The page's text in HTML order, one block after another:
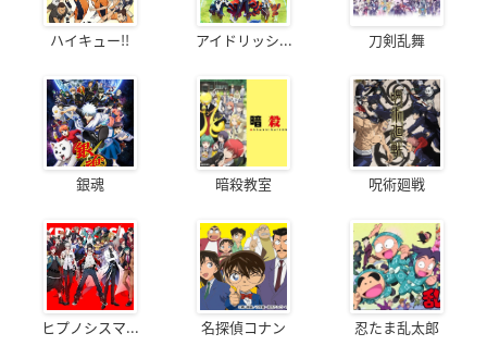
ハイキュー!! アイドリッシ... 刀剣乱舞
銀魂 暗殺教室 呪術廻戦
ヒプノシスマ... 名探偵コナン 忍たま乱太郎